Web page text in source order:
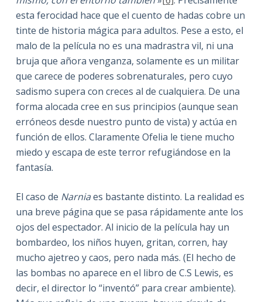
esta ferocidad hace que el cuento de hadas cobre un
tinte de historia mágica para adultos. Pese a esto, el
malo de la película no es una madrastra vil, ni una
bruja que añora venganza, solamente es un militar
que carece de poderes sobrenaturales, pero cuyo
sadismo supera con creces al de cualquiera. De una
forma alocada cree en sus principios (aunque sean
erróneos desde nuestro punto de vista) y actúa en
función de ellos. Claramente Ofelia le tiene mucho
miedo y escapa de este terror refugiándose en la
fantasía.
El caso de Narniaes bastante distinto. La realidad es
una breve página que se pasa rápidamente ante los
ojos del espectador. Al inicio de la película hay un
bombardeo, los niños huyen, gritan, corren, hay
mucho ajetreo y caos, pero nada más. (El hecho de
las bombas no aparece en el libro de C.S Lewis, es
decir, el director lo “inventó” para crear ambiente).